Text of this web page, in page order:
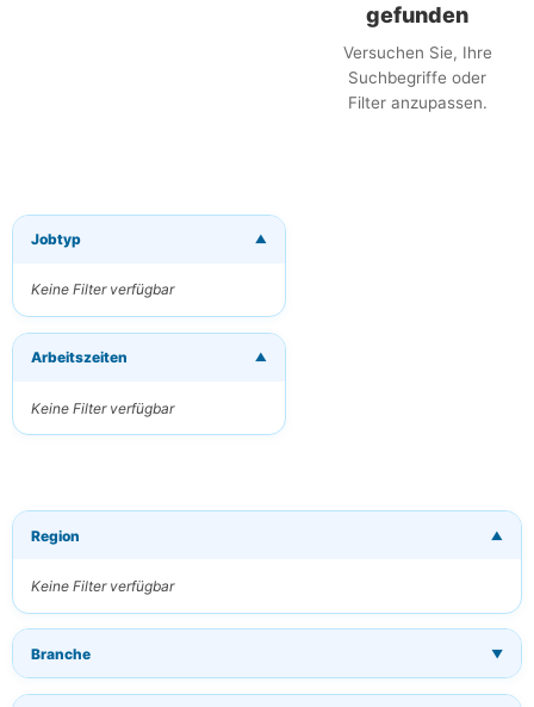
gefunden
Versuchen Sie, Ihre
Suchbegriffe oder
Filter anzupassen.
Jobtyp ▼
Keine Filter verfügbar
Arbeitszeiten ▼
Keine Filter verfügbar
Region ▼
Keine Filter verfügbar
Branche ▼